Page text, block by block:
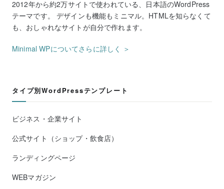
2012年から約2万サイトで使われている、日本語のWordPress
テーマです。 デザインも機能もミニマル。HTMLを知らなくて
も、おしゃれなサイトが自分で作れます。
Minimal WPについてさらに詳しく ＞
タイプ別WordPressテンプレート
ビジネス・企業サイト
公式サイト（ショップ・飲食店）
ランディングページ
WEBマガジン